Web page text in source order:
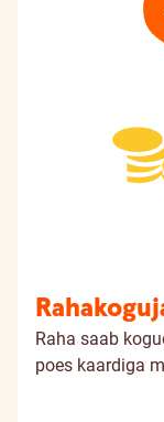
Raha saab
poes kaardiga